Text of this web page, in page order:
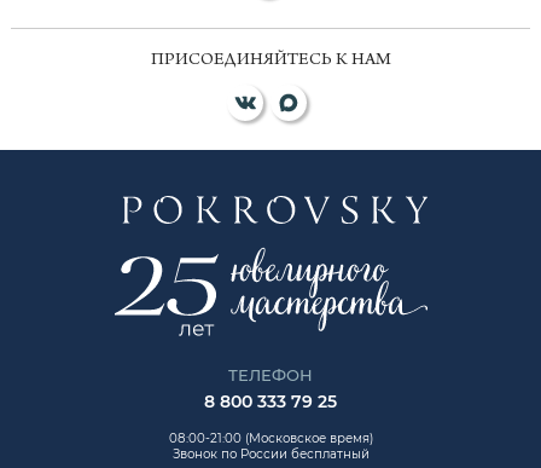
ПРИСОЕДИНЯЙТЕСЬ К НАМ
ТЕЛЕФОН
8 800 333 79 25
08:00-21:00 (Московское время)
Звонок по России бесплатный